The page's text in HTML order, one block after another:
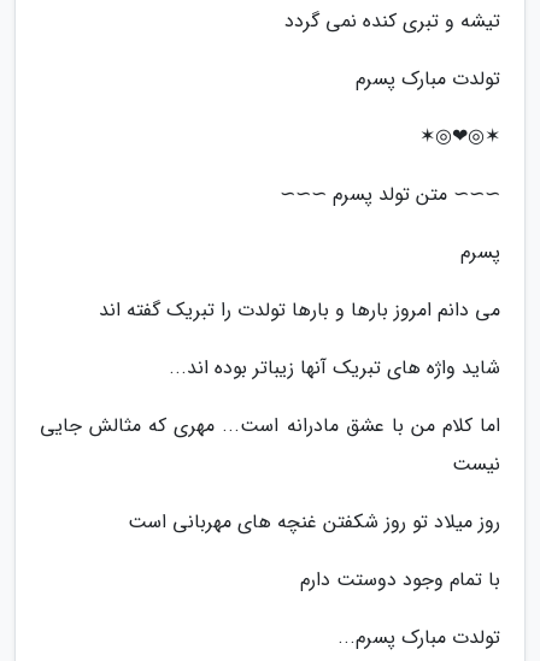
تیشه و تبری کنده نمی گردد
تولدت مبارک پسرم
✶◎❤◎✶
∼∼∼ متن تولد پسرم ∼∼∼
پسرم
می دانم امروز بارها و بارها تولدت را تبریک گفته اند
شاید واژه های تبریک آنها زیباتر بوده اند...
اما کلام من با عشق مادرانه است... مهری که مثالش جایی
نیست
روز میلاد تو روز شکفتن غنچه های مهربانی است
با تمام وجود دوستت دارم
تولدت مبارک پسرم...